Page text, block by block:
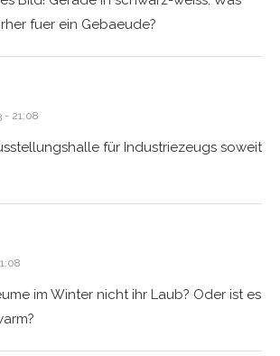
fuer ein Gebaeude?
- 21:08
für Industriezeugs soweit
im Winter nicht ihr Laub? Oder ist es